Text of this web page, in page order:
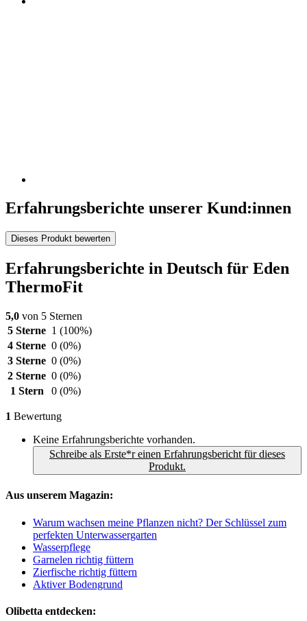
Erfahrungsberichte unserer Kund:innen
Dieses Produkt bewerten
Erfahrungsberichte in Deutsch für Eden
ThermoFit
5,0 von 5 Sternen
5 Sterne 1 (100%)
4 Sterne 0 (0%)
3 Sterne 0 (0%)
2 Sterne 0 (0%)
1 Stern
0 (0%)
1 Bewertung
Keine Erfahrungsberichte vorhanden.
Schreibe als Erste*r einen Erfahrungsbericht für dieses
Produkt.
Aus unserem Magazin:
Warum wachsen meine Pflanzen nicht? Der Schlüssel zum
perfekten Unterwassergarten
Wasserpflege
Garnelen richtig füttern
Zierfische richtig füttern
Aktiver Bodengrund
Olibetta entdecken: